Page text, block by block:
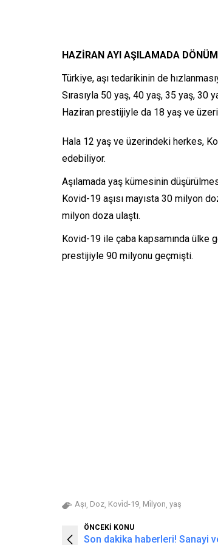
HAZİRAN AYI AŞILAMADA
Türkiye, aşı tedarikinin de
Sırasıyla 50 yaş, 40 yaş, 35 yaş, 30
Haziran prestijiyle da 18 yaş ve
Hala 12 yaş ve üzerindeki herkes,
edebiliyor.
Aşılamada yaş kümesinin
Kovid-19 aşısı mayısta 30 milyon
milyon doza ulaştı.
Kovid-19 ile çaba kapsamında ülke
prestijiyle 90 milyonu geçmişti.
Aşı, Doz, Kovi̇d-19, Mi̇lyon, yaş
ÖNCEKİ KONU
Son dakika haberleri! Sanayi